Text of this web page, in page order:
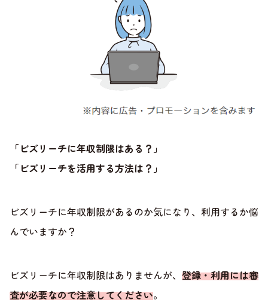
「ビズリーチに年収制限はある？」
「ビズリーチを活用する方法は？」
ビズリーチに年収制限があるのか気になり、利用するか悩
んでいますか？
ビズリーチに年収制限はありませんが、 登録・利用には審
査が必要なので注意してください。